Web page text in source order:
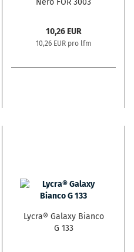
Nero FOR 3003
10,26 EUR
10,26 EUR pro lfm
Lycra® Galaxy Bianco
G 133